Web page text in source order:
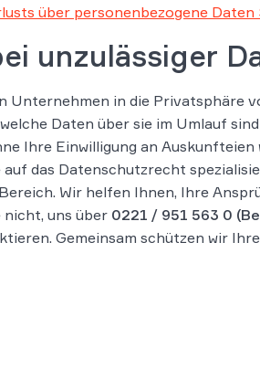
über personenbezogene Daten
unzulässiger
Unternehmen in die Privatsphäre
Daten über sie im Umlauf
Ihre Einwilligung an
das Datenschutzrecht
Wir helfen Ihnen, Ihre
uns über 0221 / 951 563 0
Gemeinsam schützen wir